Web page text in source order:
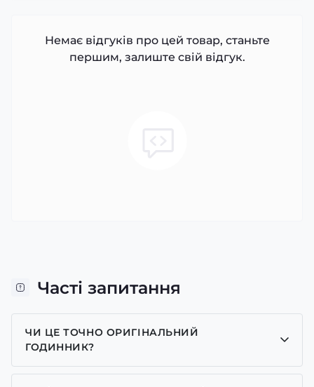
Немає відгуків про цей товар, станьте
першим, залиште свій відгук.
Часті запитання
ЧИ ЦЕ ТОЧНО ОРИГІНАЛЬНИЙ
ГОДИННИК?
Так, усі годинники у нас лише оригінальні, ми є